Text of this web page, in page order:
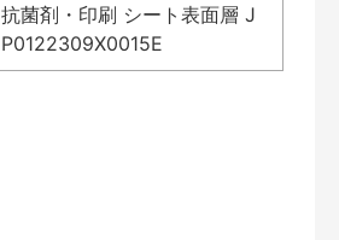
抗菌剤・印刷 シート表面層 J
P0122309X0015E